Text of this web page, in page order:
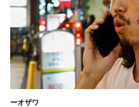
ーオザワ